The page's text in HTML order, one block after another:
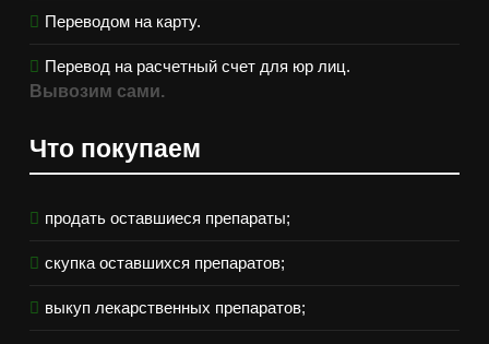
Переводом на карту.
Перевод на расчетный счет для юр лиц.
Вывозим сами.
Что покупаем
продать оставшиеся препараты;
скупка оставшихся препаратов;
выкуп лекарственных препаратов;